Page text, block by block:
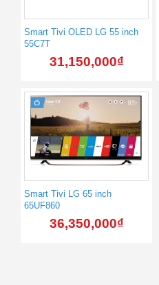
Smart Tivi OLED LG 55 inch
55C7T
31,150,000₫
Smart Tivi LG 65 inch
65UF860
36,350,000₫